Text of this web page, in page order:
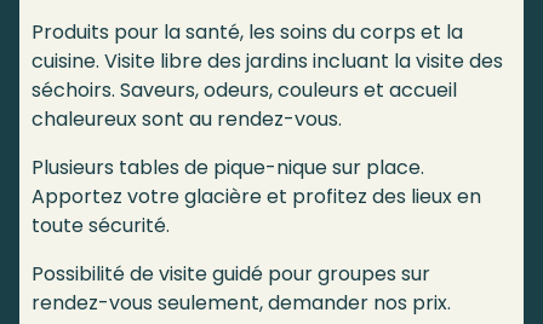
Produits pour la santé, les soins du corps et la
cuisine. Visite libre des jardins incluant la visite des
séchoirs. Saveurs, odeurs, couleurs et accueil
chaleureux sont au rendez-vous.
Plusieurs tables de pique-nique sur place.
Apportez votre glacière et profitez des lieux en
toute sécurité.
Possibilité de visite guidé pour groupes sur
rendez-vous seulement, demander nos prix.